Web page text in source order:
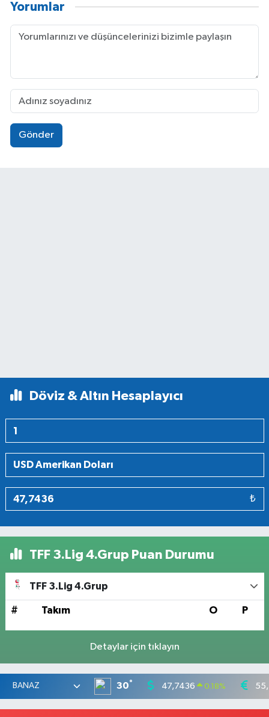
Yorumlar
Gönder
Döviz & Altın Hesaplayıcı
₺
TFF 3.Lig 4.Grup Puan Durumu
TFF 3.Lig 4.Grup
# Takım O P
Detaylar için tıklayın
30° 47,7436 0.18%